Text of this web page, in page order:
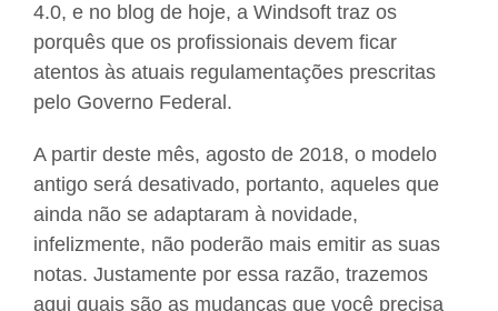
4.0, e no blog de hoje, a Windsoft traz os
porquês que os profissionais devem ficar
atentos às atuais regulamentações prescritas
pelo Governo Federal.
A partir deste mês, agosto de 2018, o modelo
antigo será desativado, portanto, aqueles que
ainda não se adaptaram à novidade,
infelizmente, não poderão mais emitir as suas
notas. Justamente por essa razão, trazemos
aqui quais são as mudanças que você precisa